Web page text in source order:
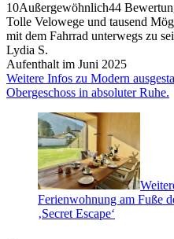
10Außergewöhnlich44
Tolle Velowege und tausend
mit dem Fahrrad unterwegs zu
Lydia S.
Aufenthalt im Juni 2025
Weitere Infos zu Modern
Obergeschoss in absoluter Ruhe.
Ferienwohnung am Fuße
‚Secret Escape‘